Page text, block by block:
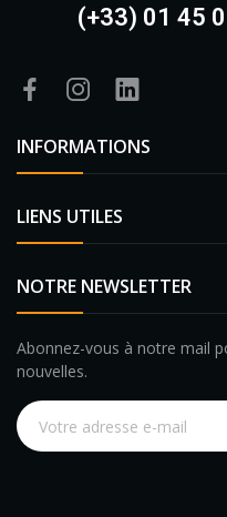
(+33) 01 45
INFORMATIONS
LIENS UTILES
NOTRE NEWSLETTER
Abonnez-vous à notre mail
nouvelles.